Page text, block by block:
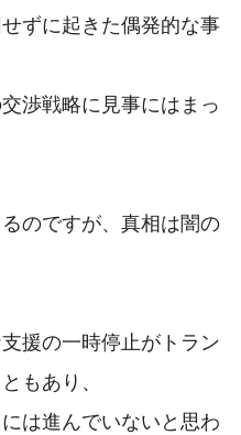
ずに起きた偶発的な事
渉戦略に見事にはまっ
のですが、真相は闇の
援の一時停止がトラン
もあり、
は進んでいないと思わ